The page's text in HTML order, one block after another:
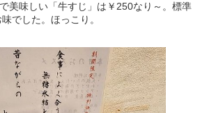
美味しい「牛すじ」は￥250なり～。標準
でした。ほっこり。